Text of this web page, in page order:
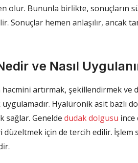
olur. Bununla birlikte, sonuçların
Sonuçlar hemen anlaşılır, ancak
ve Nasıl
artırmak, şekillendirmek
uygulamadır. Hyalüronik asit bazlı
sağlar. Genelde dudak dolgusu ince
için de tercih edilir. İşlem